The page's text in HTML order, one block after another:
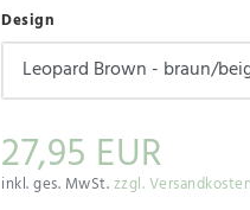
Design
27,95 EUR
inkl. ges. MwSt.zzgl. Versandkosten